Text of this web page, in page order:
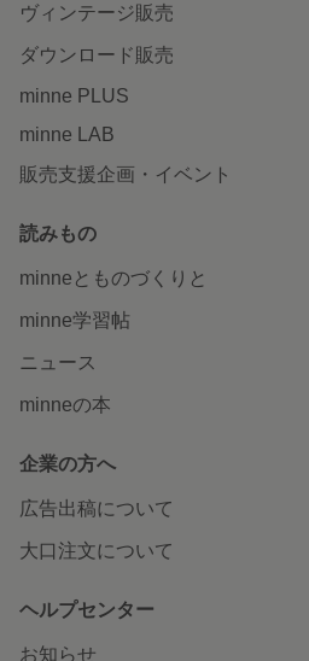
ヴィンテージ販売
ダウンロード販売
minne PLUS
minne LAB
販売支援企画・イベント
読みもの
minneとものづくりと
minne学習帖
ニュース
minneの本
企業の方へ
広告出稿について
大口注文について
ヘルプセンター
お知らせ